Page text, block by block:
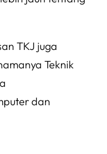
TKJ juga
Teknik
dan